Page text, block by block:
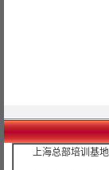
上海总部培训基地